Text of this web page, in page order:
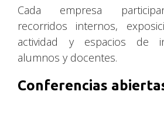
Cada empresa
recorridos internos,
actividad y espacios de
alumnos y docentes.
Conferencias